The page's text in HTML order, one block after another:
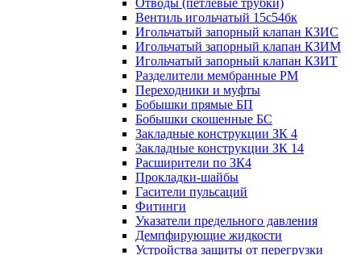
Отводы (петлевые трубки)
Вентиль игольчатый 15с54бк
Игольчатый запорный клапан КЗИС
Игольчатый запорный клапан КЗИМ
Игольчатый запорный клапан КЗИТ
Разделители мембранные РМ
Переходники и муфты
Бобышки прямые БП
Бобышки скошенные БС
Закладные конструкции ЗК 4
Закладные конструкции ЗК 14
Расширители по ЗК4
Прокладки-шайбы
Гасители пульсаций
Фитинги
Указатели предельного давления
Демпфирующие жидкости
Устройства защиты от перегрузки